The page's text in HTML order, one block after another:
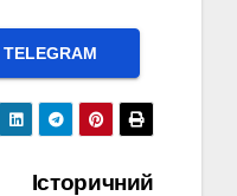
Історичний